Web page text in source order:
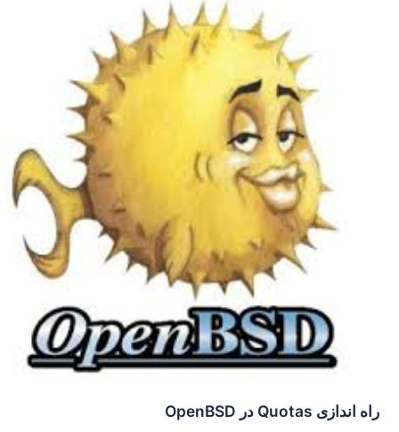
راه اندازی Quotas در OpenBSD